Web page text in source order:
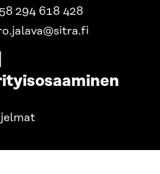
294 618 428